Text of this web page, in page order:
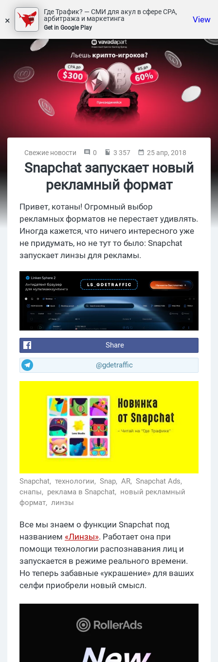
×
Где Трафик? — СМИ для акул в сфере СРА,
арбитража и маркетинга
Get in Google Play
View
Свежие новости 0 3 357 25 апр, 2018
Snapchat запускает новый
рекламный формат
Привет, котаны! Огромный выбор
рекламных форматов не перестает удивлять.
Иногда кажется, что ничего интересного уже
не придумать, но не тут то было: Snapchat
запускает линзы для рекламы.
Share
@gdetraffic
Snapchat, технологии, Snap, AR, Snapchat Ads,
снапы, реклама в Snapchat, новый рекламный
формат, линзы
Все мы знаем о функции Snapchat под
названием «Линзы». Работает она при
помощи технологии распознавания лиц и
запускается в режиме реального времени.
Но теперь забавные «украшение» для ваших
селфи приобрели новый смысл.